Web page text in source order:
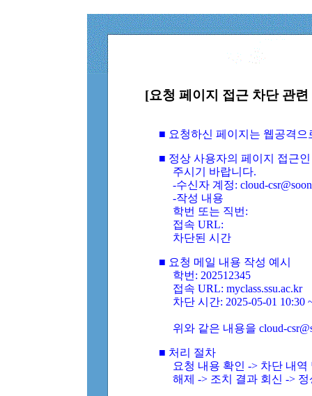
[요청 페이지 접근 차단 관
■ 요청하신 페이지는 웹공격
■ 정상 사용자의 페이지 접근
주시기 바랍니다.
-수신자 계정: cloud-
-작성 내용
학번 또는 직번:
접속 URL:
차단된 시간
■ 요청 메일 내용 작성 예시
학번: 202512345
접속 URL: myclass.ssu.ac.kr
차단 시간: 2025-05-01 10:30
위와 같은 내용을 cloud-
■ 처리 절차
요청 내용 확인 -> 차단 내
해제 -> 조치 결과 회신 ->